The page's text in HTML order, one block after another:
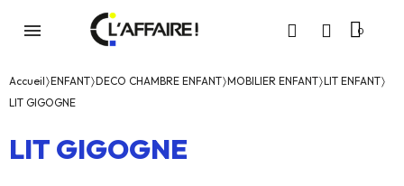
Accueil ENFANT DECO CHAMBRE ENFANT MOBILIER ENFANT LIT ENFANT
LIT GIGOGNE
LIT GIGOGNE